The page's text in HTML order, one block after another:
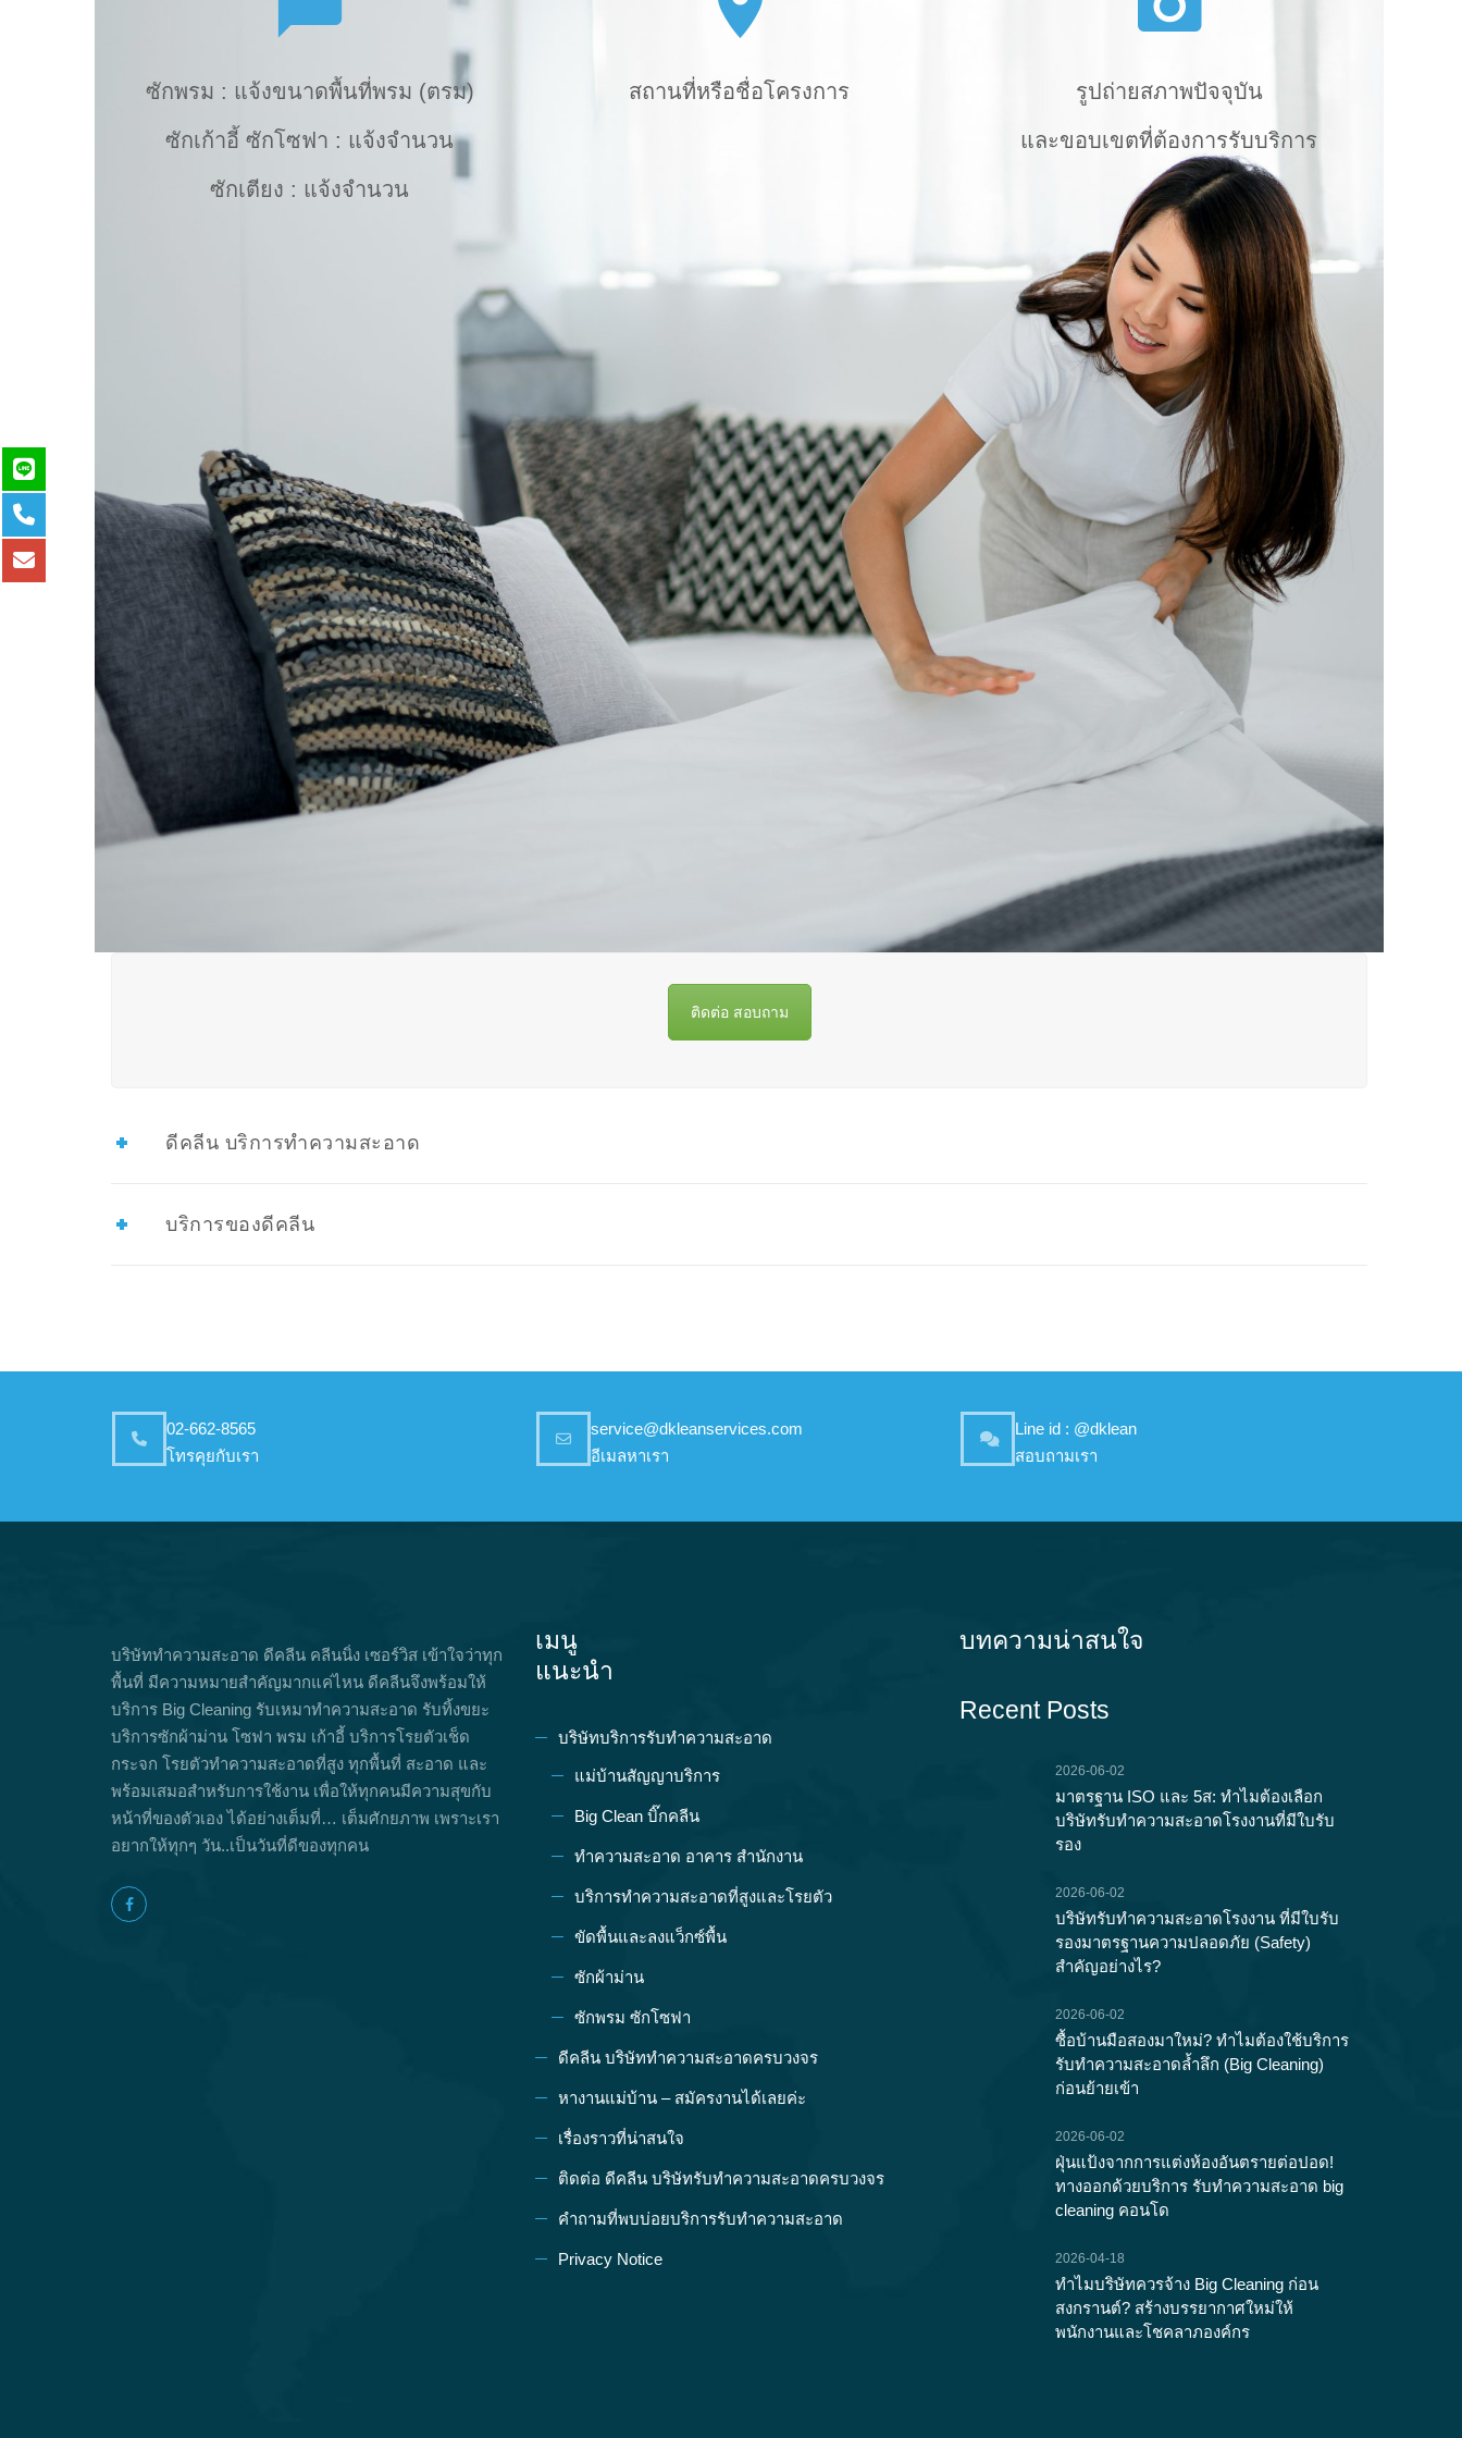
ซักพรม : แจ้งขนาดพื้นที่พรม (ตรม)
ซักเก้าอี้ ซักโซฟา : แจ้งจำนวน
ซักเตียง : แจ้งจำนวน
สถานที่หรือชื่อโครงการ รูปถ่ายสภาพปัจจุบัน
และขอบเขตที่ต้องการรับบริการ
ติดต่อ สอบถาม
ดีคลีน บริการทำความสะอาด
บริการของดีคลีน
02-662-8565
โทรคุยกับเรา
service@dkleanservices.com
อีเมลหาเรา
Line id : @dklean
สอบถามเรา
บริษัททำความสะอาด ดีคลีน คลีนนิ่ง เซอร์วิส เข้าใจว่าทุก
พื้นที่ มีความหมายสำคัญมากแค่ไหน ดีคลีนจึงพร้อมให้
บริการ Big Cleaning รับเหมาทำความสะอาด รับทิ้งขยะ
บริการซักผ้าม่าน โซฟา พรม เก้าอี้ บริการโรยตัวเช็ด
กระจก โรยตัวทำความสะอาดที่สูง ทุกพื้นที่ สะอาด และ
พร้อมเสมอสำหรับการใช้งาน เพื่อให้ทุกคนมีความสุขกับ
หน้าที่ของตัวเอง ได้อย่างเต็มที่… เต็มศักยภาพ เพราะเรา
อยากให้ทุกๆ วัน..เป็นวันที่ดีของทุกคน
เมนู
แนะนำ
บริษัทบริการรับทำความสะอาด
แม่บ้านสัญญาบริการ
Big Clean บิ๊กคลีน
ทำความสะอาด อาคาร สำนักงาน
บริการทำความสะอาดที่สูงและโรยตัว
ขัดพื้นและลงแว็กซ์พื้น
ซักผ้าม่าน
ซักพรม ซักโซฟา
ดีคลีน บริษัททำความสะอาดครบวงจร
หางานแม่บ้าน – สมัครงานได้เลยค่ะ
เรื่องราวที่น่าสนใจ
ติดต่อ ดีคลีน บริษัทรับทำความสะอาดครบวงจร
คำถามที่พบบ่อยบริการรับทำความสะอาด
Privacy Notice
บทความน่าสนใจ
Recent Posts
2026-06-02
มาตรฐาน ISO และ 5ส: ทำไมต้องเลือก
บริษัทรับทำความสะอาดโรงงานที่มีใบรับ
รอง
2026-06-02
บริษัทรับทำความสะอาดโรงงาน ที่มีใบรับ
รองมาตรฐานความปลอดภัย (Safety)
สำคัญอย่างไร?
2026-06-02
ซื้อบ้านมือสองมาใหม่? ทำไมต้องใช้บริการ
รับทำความสะอาดล้ำลึก (Big Cleaning)
ก่อนย้ายเข้า
2026-06-02
ฝุ่นแป้งจากการแต่งห้องอันตรายต่อปอด!
ทางออกด้วยบริการ รับทำความสะอาด big
cleaning คอนโด
2026-04-18
ทำไมบริษัทควรจ้าง Big Cleaning ก่อน
สงกรานต์? สร้างบรรยากาศใหม่ให้
พนักงานและโชคลาภองค์กร